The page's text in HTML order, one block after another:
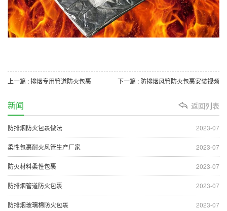
上一篇 : 排烟专用管道防火包裹 下一篇 : 防排烟风管防火包裹安装视频
返回列表
新闻
2023-07
防排烟防火包裹做法
2023-07
柔性包裹耐火风管生产厂家
2023-07
防火材料柔性包裹
2023-07
防排烟管道防火包裹
2023-07
防排烟玻璃棉防火包裹